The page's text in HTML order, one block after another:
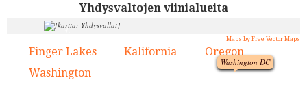
Yhdysvaltojen viinialueita
Washington DC
1.
3.
4.
Maps by Free Vector Maps
Finger Lakes Kalifornia Oregon
Washington